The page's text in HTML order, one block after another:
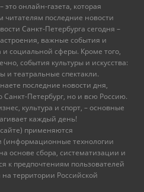
онлайн-газета, которая
читателям последние новости
Санкт-Петербурга сегодня –
важные события и
социальной сферы. Кроме того,
события культуры и искусства:
и театральные спектакли.
последние новости дня,
Санкт-Петербург, но и всю Россию.
культура и спорт, – основные
каждый день!
применяются
(информационные технологии
основе сбора, систематизации и
к предпочтениям пользователей
территории Российской